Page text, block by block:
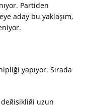
Partiden
aday bu yaklaşım,
yapıyor. Sırada
değişikliği uzun